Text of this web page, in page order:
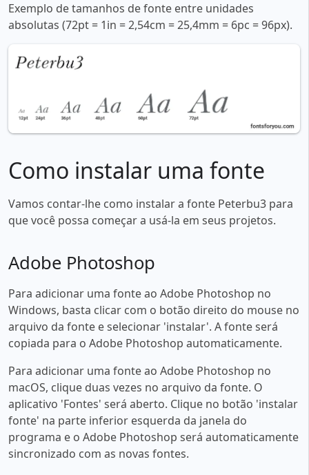
Exemplo de tamanhos de fonte entre unidades
absolutas (72pt = 1in = 2,54cm = 25,4mm = 6pc = 96px).
Como instalar uma fonte
Vamos contar-lhe como instalar a fonte Peterbu3 para
que você possa começar a usá-la em seus projetos.
Adobe Photoshop
Para adicionar uma fonte ao Adobe Photoshop no
Windows, basta clicar com o botão direito do mouse no
arquivo da fonte e selecionar 'instalar'. A fonte será
copiada para o Adobe Photoshop automaticamente.
Para adicionar uma fonte ao Adobe Photoshop no
macOS, clique duas vezes no arquivo da fonte. O
aplicativo 'Fontes' será aberto. Clique no botão 'instalar
fonte' na parte inferior esquerda da janela do
programa e o Adobe Photoshop será automaticamente
sincronizado com as novas fontes.